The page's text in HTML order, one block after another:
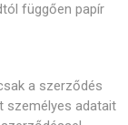
függően papír
a szerződés
személyes adatait